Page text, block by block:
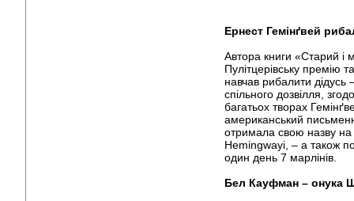
Ернест Гемінґвей
Автора книги «Старий і
Пулітцерівську премію
навчав рибалити дідусь
спільного дозвілля,
багатьох творах
американський
отримала свою назву
Hemingwayi, – а також
один день 7 марлінів.
Бел Кауфман – онука